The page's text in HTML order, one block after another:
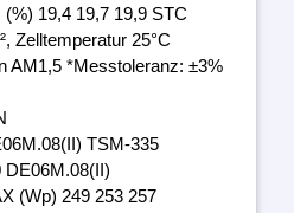
19,4 19,7 19,9 STC
Zelltemperatur 25°C
AM1,5 *Messtoleranz: ±3%
TSM-335
DE06M.08(II)
(Wp) 249 253 257